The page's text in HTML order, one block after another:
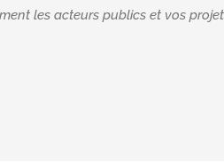
les acteurs publics et vos